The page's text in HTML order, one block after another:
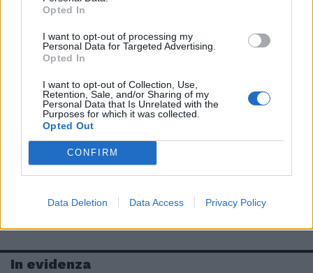
Opted In
I want to opt-out of processing my
Personal Data for Targeted Advertising.
Opted In
I want to opt-out of Collection, Use,
Retention, Sale, and/or Sharing of my
Personal Data that Is Unrelated with the
Purposes for which it was collected.
Opted Out
CONFIRM
Data Deletion Data Access Privacy Policy
In evidenza